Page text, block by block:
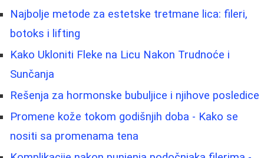
Najbolje metode za estetske tretmane lica: fileri,
botoks i lifting
Kako Ukloniti Fleke na Licu Nakon Trudnoće i
Sunčanja
Rešenja za hormonske bubuljice i njihove posledice
Promene kože tokom godišnjih doba - Kako se
nositi sa promenama tena